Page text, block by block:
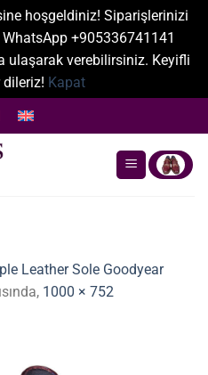
hoşgeldiniz! Siparişlerinizi
+905336741141
ulaşarak verebilirsiniz. Keyifli
dileriz! Kapat
Leather Sole Goodyear
1000 × 752